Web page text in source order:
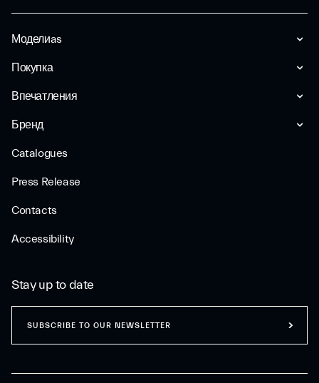
Моделиas
Покупка
Впечатления
Бренд
Catalogues
Press Release
Contacts
Accessibility
Stay up to date
SUBSCRIBE TO OUR NEWSLETTER